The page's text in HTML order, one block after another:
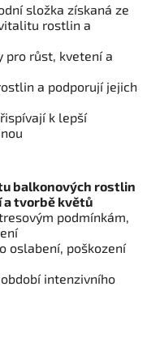
složka získaná ze
rostlin a
pro růst, kvetení a
a podporují jejich
k lepší
balkonových rostlin
a tvorbě květů
podmínkám,
oslabení, poškození
intenzivního